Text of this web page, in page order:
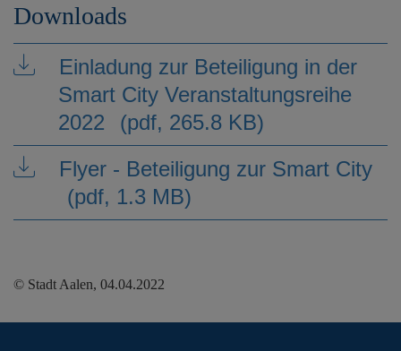
Downloads
Einladung zur Beteiligung in der
Smart City Veranstaltungsreihe
2022
(pdf, 265.8 KB)
Flyer - Beteiligung zur Smart City
(pdf, 1.3 MB)
© Stadt Aalen, 04.04.2022